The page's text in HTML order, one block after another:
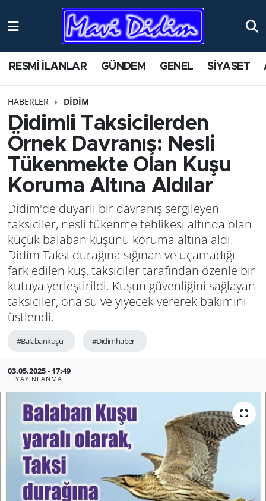
RESMİ İLANLAR GÜNDEM GENEL SİYASET
HABERLER DİDİM
Didimli Taksicilerden
Örnek Davranış: Nesli
Tükenmekte Olan Kuşu
Koruma Altına Aldılar
Didim'de duyarlı bir davranış sergileyen
taksiciler, nesli tükenme tehlikesi altında olan
küçük balaban kuşunu koruma altına aldı.
Didim Taksi durağına sığınan ve uçamadığı
fark edilen kuş, taksiciler tarafından özenle bir
kutuya yerleştirildi. Kuşun güvenliğini sağlayan
taksiciler, ona su ve yiyecek vererek bakımını
üstlendi.
#Balabankuşu #Didimhaber
03.05.2025 - 17:49
YAYINLANMA
ANTİK YERLER
AYDIN
BİLİM VE TEKNOLOJİ
ÇEVRE
EĞİTİM
EKONOMİ
GENEL
GÜNDEM
HABERDE İNSAN
KÜLTÜR SANAT
MAGAZİN
POLİTİKA
RESMİ İLANLAR
SAĞLIK
Nöbetçi Eczaneler
Namaz Vakitleri
Trafik Durumu
Süper Lig Puan Durumu ve Fikstür
Tüm Manşetler
Son Dakika Haberleri
Haber Arşivi